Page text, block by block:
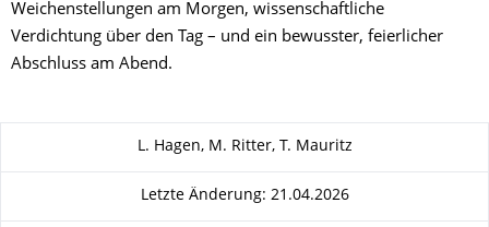
Weichenstellungen am Morgen, wissenschaftliche
Verdichtung über den Tag – und ein bewusster, feierlicher
Abschluss am Abend.
Zu dieser SeiteL. Hagen, M. Ritter, T. Mauritz
Letzte Änderung: 21.04.2026